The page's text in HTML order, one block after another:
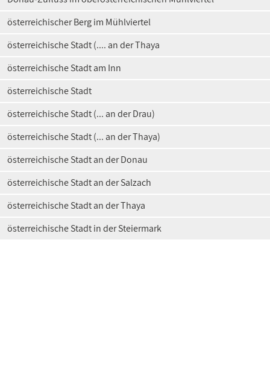
österreichischer Berg im Mühlviertel
österreichische Stadt (.... an der Thaya
österreichische Stadt am Inn
österreichische Stadt
österreichische Stadt (... an der Drau)
österreichische Stadt (... an der Thaya)
österreichische Stadt an der Donau
österreichische Stadt an der Salzach
österreichische Stadt an der Thaya
österreichische Stadt in der Steiermark